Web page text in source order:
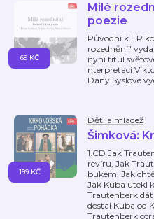
Milé
poezie
Původní k EP
rozednění"
nyní titul
nterpretaci
Dany Syslové
69 KČ
Děti a mládež
Šimková:
1.CD Jak
revíru, Jak
bukem, Jak
Jak Kuba utekl
Trautenberk
dostal Kuba od
Trautenberk
199 KČ